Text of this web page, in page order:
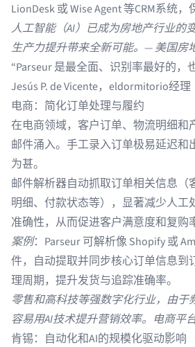
LionDesk或Wise Agent等CRM系统，
人工智能（AI）已成为房地产行业的
生产力提升带来全新可能。—美国房
“Parseur 是最全面、识别率最好的
Jesús P. de Vicente，eldormitorio经理
电商：简化订单处理与履约
在电商领域，客户订单、物流明细和
邮件涌入。手工录入订单极易延迟和
为甚。
邮件解析器自动抓取订单相关信息（
明细、付款状态等），显著减少人工
准确性，从而促进客户满意度和复购
案例：Parseur 可解析像Shopify或
件，自动提取并同步核心订单信息到
理周期，提升发货与追踪准确率。
零售和高科技等强数字化行业，由于
容易用AI技术提升营销效率。电商平
肯锡：自动化和AI的规模化驱动影响